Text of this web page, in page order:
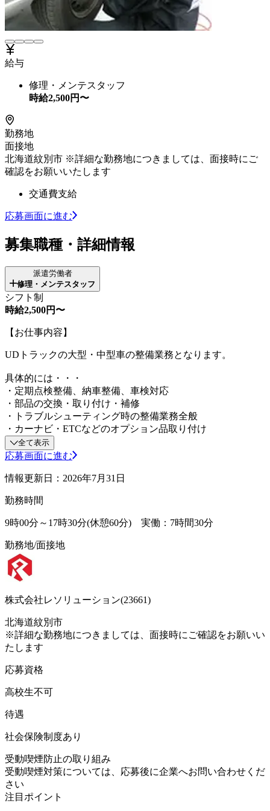
給与
修理・メンテスタッフ
時給2,500円〜
勤務地
面接地
北海道紋別市 ※詳細な勤務地につきましては、面接時にご
確認をお願いいたします
交通費支給
応募画面に進む
募集職種・詳細情報
派遣労働者
修理・メンテスタッフ
シフト制
時給2,500円〜
【お仕事内容】
UDトラックの大型・中型車の整備業務となります。
具体的には・・・
・定期点検整備、納車整備、車検対応
・部品の交換・取り付け・補修
・トラブルシューティング時の整備業務全般
・カーナビ・ETCなどのオプション品取り付け
全て表示
応募画面に進む
情報更新日：2026年7月31日
勤務時間
9時00分～17時30分(休憩60分) 実働：7時間30分
勤務地/面接地
株式会社レソリューション(23661)
北海道紋別市
※詳細な勤務地につきましては、面接時にご確認をお願いい
たします
応募資格
高校生不可
待遇
社会保険制度あり
受動喫煙防止の取り組み
受動喫煙対策については、応募後に企業へお問い合わせくだ
さい
注目ポイント